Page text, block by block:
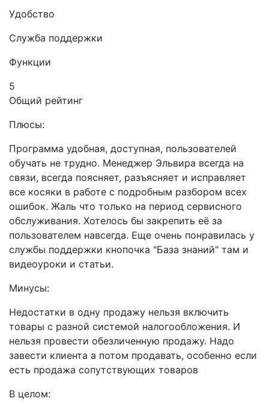
Удобство
Служба поддержки
Функции
5
Общий рейтинг
Плюсы:
Программа удобная, доступная, пользователей
обучать не трудно. Менеджер Эльвира всегда на
связи, всегда поясняет, разъясняет и исправляет
все косяки в работе с подробным разбором всех
ошибок. Жаль что только на период сервисного
обслуживания. Хотелось бы закрепить её за
пользователем навсегда. Еще очень понравилась у
службы поддержки кнопочка "База знаний" там и
видеоуроки и статьи.
Минусы:
Недостатки в одну продажу нельзя включить
товары с разной системой налогообложения. И
нельзя провести обезличенную продажу. Надо
завести клиента а потом продавать, особенно если
есть продажа сопутствующих товаров
В целом: